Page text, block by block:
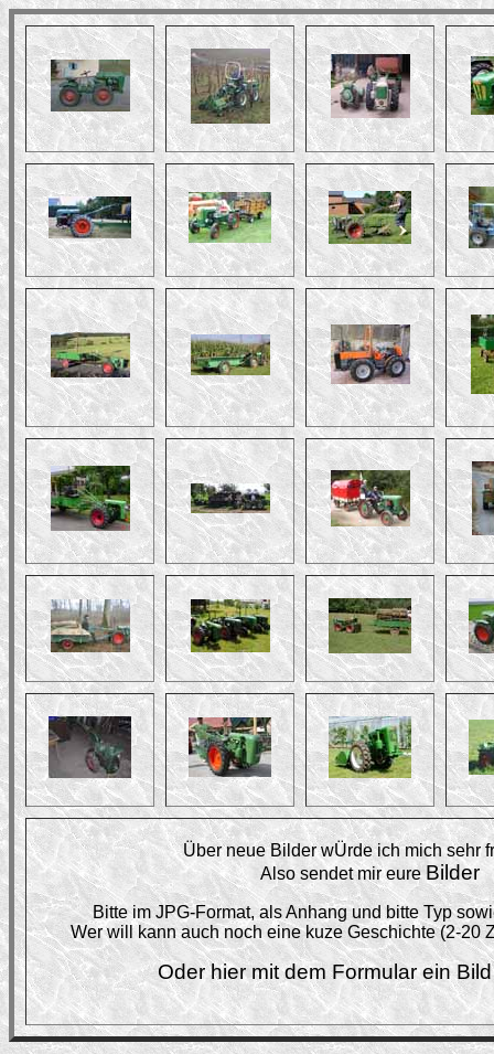
Über neue Bilder wÜrde ich mich sehr
Also sendet mir eure Bilder
Bitte im JPG-Format, als Anhang und bitte Typ
Wer will kann auch noch eine kuze Geschichte (2-20
Oder hier mit dem Formular ein